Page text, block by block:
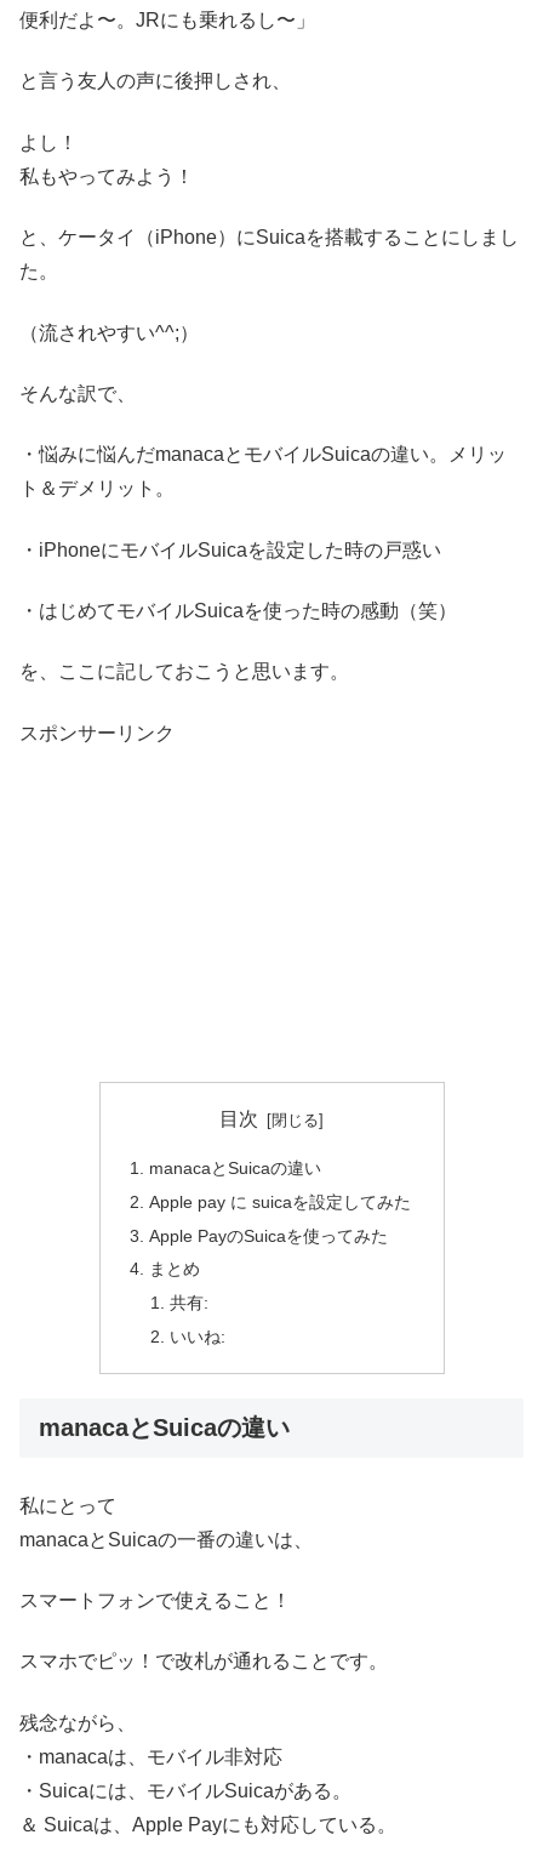
便利だよ〜。JRにも乗れるし〜」
と言う友人の声に後押しされ、
よし！
私もやってみよう！
と、ケータイ（iPhone）にSuicaを搭載することにしまし
た。
（流されやすい^^;）
そんな訳で、
・悩みに悩んだmanacaとモバイルSuicaの違い。メリッ
ト＆デメリット。
・iPhoneにモバイルSuicaを設定した時の戸惑い
・はじめてモバイルSuicaを使った時の感動（笑）
を、ここに記しておこうと思います。
スポンサーリンク
目次
manacaとSuicaの違い
Apple pay に suicaを設定してみた
Apple PayのSuicaを使ってみた
まとめ
共有:
いいね:
manacaとSuicaの違い
私にとって
manacaとSuicaの一番の違いは、
スマートフォンで使える こと！
スマホでピッ！で改札が通れることです。
残念ながら、
・manacaは、モバイル非対応
・Suicaには、モバイルSuicaがある。
＆ Suicaは、Apple Payにも対応している。